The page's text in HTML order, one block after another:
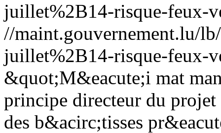
juillet%2B14-risque-feux-
//maint.gouvernement.lu/
juillet%2B14-risque-feux-
&quot;M&eacute;i mat
principe directeur du
des b&acirc;tisses